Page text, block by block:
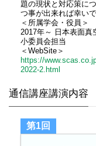
題の現状と対応策に
つ事が出来れば幸いで
＜所属学会・役員＞
2017年～ 日本表面真
小委員会担当
＜WebSite＞
https://
2022-2.html
通信講座講演内容
第1回